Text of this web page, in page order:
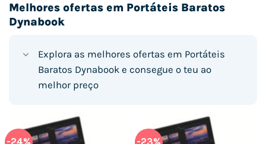
Melhores ofertas em Portáteis Baratos
Dynabook
Explora as melhores ofertas em Portáteis
Baratos Dynabook e consegue o teu ao
melhor preço